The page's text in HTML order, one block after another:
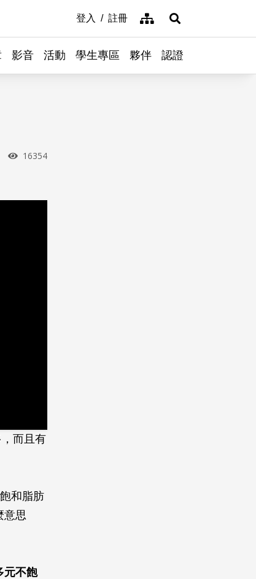
登入 註冊 網站導覽展開搜尋
影音 活動 學生專區 夥伴 認證
瀏覽次數
16354
而且有
和脂肪
意思
元不飽